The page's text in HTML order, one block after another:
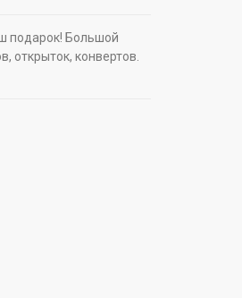
подарок! Большой
открыток, конвертов.